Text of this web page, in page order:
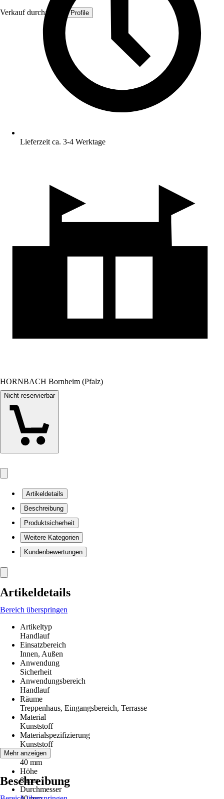
Verkauf durch: Quest Profile
Lieferzeit ca. 3-4 Werktage
HORNBACH Bornheim (Pfalz)
Nicht reservierbar
Artikeldetails
Beschreibung
Produktsicherheit
Weitere Kategorien
Kundenbewertungen
Artikeldetails
Bereich überspringen
Artikeltyp
Handlauf
Einsatzbereich
Innen, Außen
Anwendung
Sicherheit
Anwendungsbereich
Handlauf
Räume
Treppenhaus, Eingangsbereich, Terrasse
Material
Kunststoff
Materialspezifizierung
Kunststoff
Breite
40 mm
Höhe
8 mm
Durchmesser
Mehr anzeigen
Beschreibung